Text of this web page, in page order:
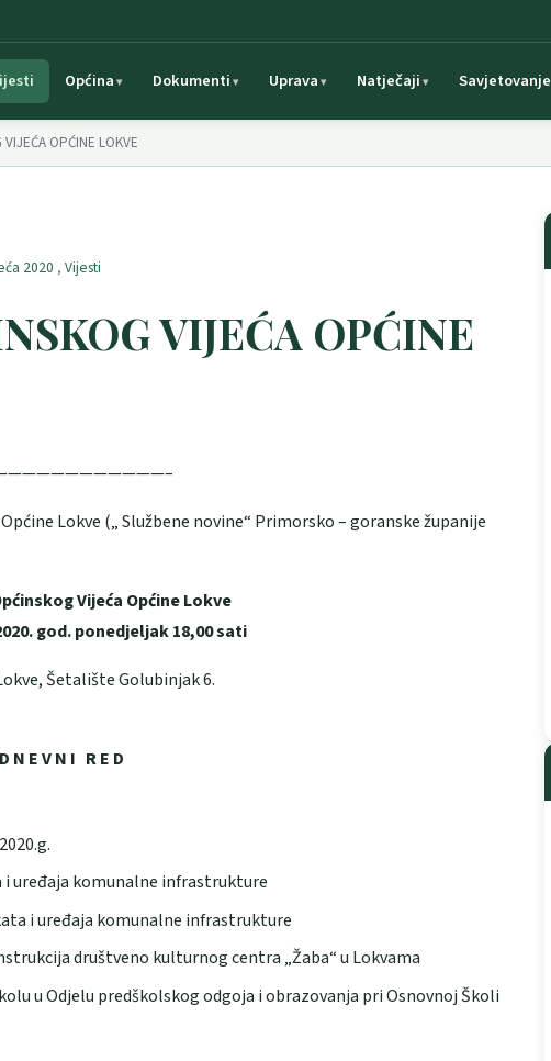
Općina Dokumenti Uprava Natječaji Savjetovanje
OPĆINE LOKVE
2020 , Vijesti
VIJEĆA OPĆINE
Lokve („ Službene novine“ Primorsko – goranske županije
Vijeća Općine Lokve
god. ponedjeljak 18,00 sati
Šetalište Golubinjak 6.
D N E V N I R E D
uređaja komunalne infrastrukture
i uređaja komunalne infrastrukture
društveno kulturnog centra „Žaba“ u Lokvama
u Odjelu predškolskog odgoja i obrazovanja pri Osnovnoj Školi